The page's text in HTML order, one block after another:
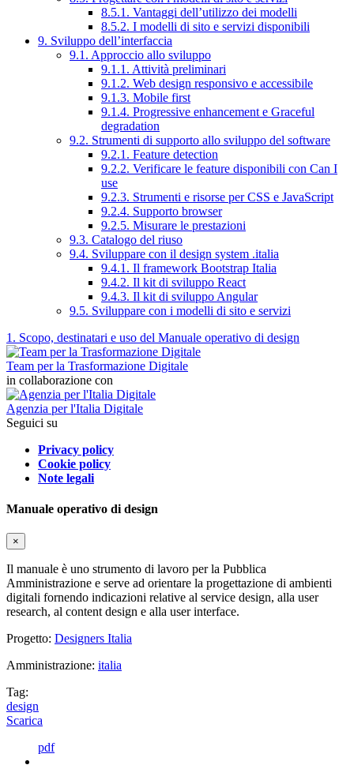
8.5.1. Vantaggi dell’utilizzo dei modelli
8.5.2. I modelli di sito e servizi disponibili
9. Sviluppo dell’interfaccia
9.1. Approccio allo sviluppo
9.1.1. Attività preliminari
9.1.2. Web design responsivo e accessibile
9.1.3. Mobile first
9.1.4. Progressive enhancement e Graceful
degradation
9.2. Strumenti di supporto allo sviluppo del software
9.2.1. Feature detection
9.2.2. Verificare le feature disponibili con Can I
use
9.2.3. Strumenti e risorse per CSS e JavaScript
9.2.4. Supporto browser
9.2.5. Misurare le prestazioni
9.3. Catalogo del riuso
9.4. Sviluppare con il design system .italia
9.4.1. Il framework Bootstrap Italia
9.4.2. Il kit di sviluppo React
9.4.3. Il kit di sviluppo Angular
9.5. Sviluppare con i modelli di sito e servizi
1. Scopo, destinatari e uso del Manuale operativo di design
Team per la Trasformazione Digitale
in collaborazione con
Agenzia per l'Italia Digitale
Seguici su
Privacy policy
Cookie policy
Note legali
Manuale operativo di design
×
Il manuale è uno strumento di lavoro per la Pubblica
Amministrazione e serve ad orientare la progettazione di ambienti
digitali fornendo indicazioni relative al service design, alla user
research, al content design e alla user interface.
Progetto: Designers Italia
Amministrazione: italia
Tag:
design
Scarica
pdf